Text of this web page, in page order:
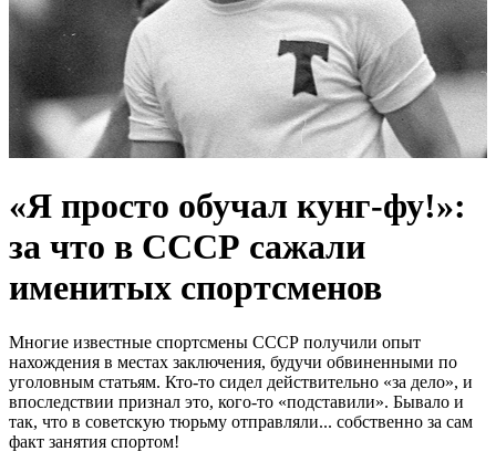
«Я просто обучал кунг-фу!»:
за что в СССР сажали
именитых спортсменов
Многие известные спортсмены СССР получили опыт
нахождения в местах заключения, будучи обвиненными по
уголовным статьям. Кто-то сидел действительно «за дело», и
впоследствии признал это, кого-то «подставили». Бывало и
так, что в советскую тюрьму отправляли... собственно за сам
факт занятия спортом!